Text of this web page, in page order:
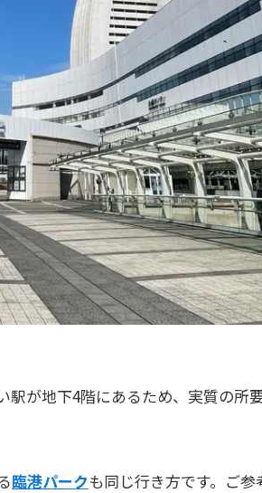
が地下4階にあるため、実質の所
臨港パークも同じ行き方です。ご参